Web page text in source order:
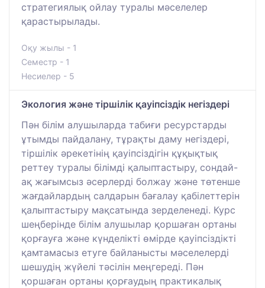
стратегиялық ойлау туралы мәселелер
қарастырылады.
Оқу жылы - 1
Семестр - 1
Несиелер - 5
Экология және тіршілік қауіпсіздік негіздері
Пән білім алушыларда табиғи ресурстарды
ұтымды пайдалану, тұрақты даму негіздері,
тіршілік әрекетінің қауіпсіздігін құқықтық
реттеу туралы білімді қалыптастыру, сондай-
ақ жағымсыз әсерлерді болжау және төтенше
жағдайлардың салдарын бағалау қабілеттерін
қалыптастыру мақсатында зерделенеді. Курс
шеңберінде білім алушылар қоршаған ортаны
қорғауға және күнделікті өмірде қауіпсіздікті
қамтамасыз етуге байланысты мәселелерді
шешудің жүйелі тәсілін меңгереді. Пән
қоршаған ортаны қорғаудың практикалық